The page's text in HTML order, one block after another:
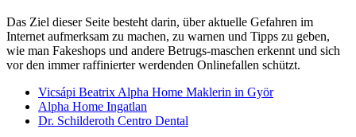
Das Ziel dieser Seite besteht darin, über aktuelle Gefahren im
Internet aufmerksam zu machen, zu warnen und Tipps zu geben,
wie man Fakeshops und andere Betrugs-maschen erkennt und sich
vor den immer raffinierter werdenden Onlinefallen schützt.
Vicsápi Beatrix Alpha Home Maklerin in Györ
Alpha Home Ingatlan
Dr. Schilderoth Centro Dental